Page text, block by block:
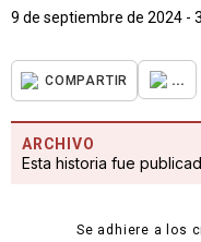
9 de septiembre de 2024 -
COMPARTIR ...
ARCHIVO
Esta historia fue
Se adhiere a los